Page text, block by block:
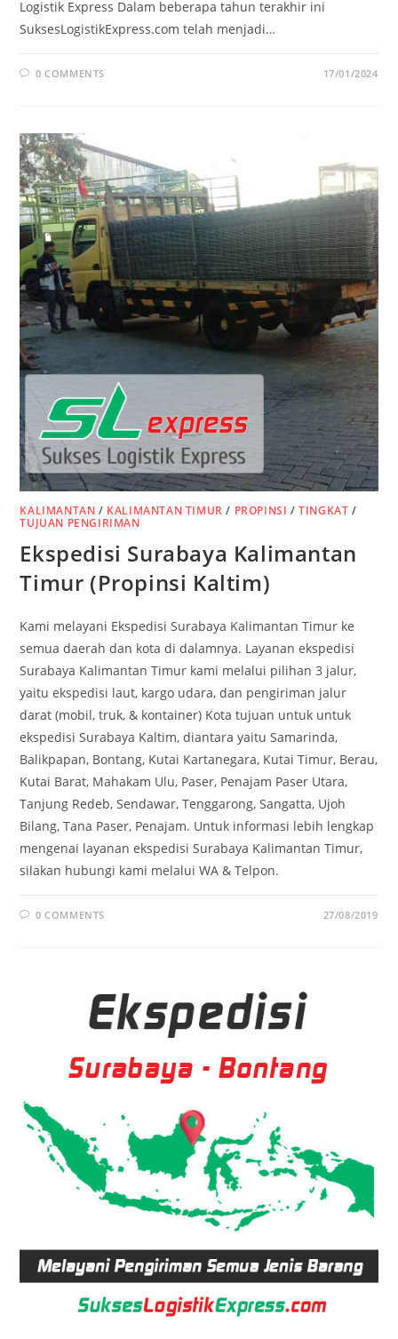
Logistik Express Dalam beberapa tahun terakhir ini
SuksesLogistikExpress.com telah menjadi…
0 COMMENTS 17/01/2024
KALIMANTAN / KALIMANTAN TIMUR / PROPINSI /TINGKAT /
TUJUAN PENGIRIMAN
Ekspedisi Surabaya Kalimantan
Timur (Propinsi Kaltim)
Kami melayani Ekspedisi Surabaya Kalimantan Timur ke
semua daerah dan kota di dalamnya. Layanan ekspedisi
Surabaya Kalimantan Timur kami melalui pilihan 3 jalur,
yaitu ekspedisi laut, kargo udara, dan pengiriman jalur
darat (mobil, truk, & kontainer) Kota tujuan untuk untuk
ekspedisi Surabaya Kaltim, diantara yaitu Samarinda,
Balikpapan, Bontang, Kutai Kartanegara, Kutai Timur, Berau,
Kutai Barat, Mahakam Ulu, Paser, Penajam Paser Utara,
Tanjung Redeb, Sendawar, Tenggarong, Sangatta, Ujoh
Bilang, Tana Paser, Penajam. Untuk informasi lebih lengkap
mengenai layanan ekspedisi Surabaya Kalimantan Timur,
silakan hubungi kami melalui WA & Telpon.
0 COMMENTS 27/08/2019